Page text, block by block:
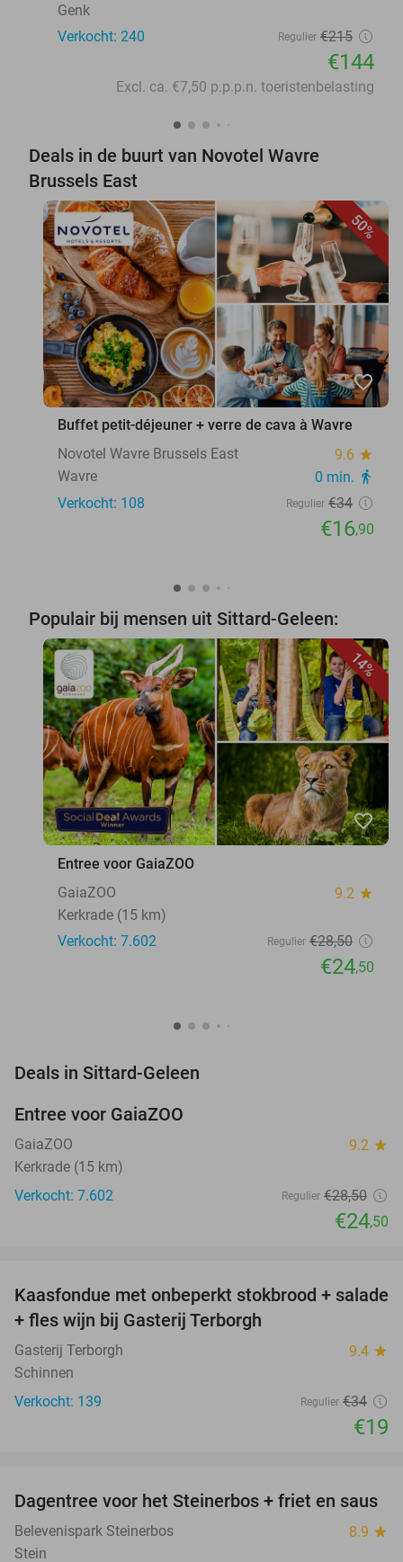
Genk
Verkocht: 240
Regulier €215
€144
Excl. ca. €7,50 p.p.p.n. toeristenbelasting
Deals in de buurt van Novotel Wavre
Brussels East
50%
favorite_border
Buffet petit-déjeuner + verre de cava à Wavre
Novotel Wavre Brussels East
9.6 star
Wavre 0 min. directions_walk
Verkocht: 108 Regulier €34
€16,90
Populair bij mensen uit Sittard-Geleen:
14%
favorite_border
Entree voor GaiaZOO
GaiaZOO
9.2 star
Kerkrade (15 km)
Verkocht: 7.602
Regulier €28,50
€24,50
Deals in Sittard-Geleen
Entree voor GaiaZOO
GaiaZOO 9.2 star
Kerkrade (15 km)
Verkocht: 7.602
Regulier €28,50
€24,50
44%
Kaasfondue met onbeperkt stokbrood + salade
+ fles wijn bij Gasterij Terborgh
Gasterij Terborgh 9.4 star
Schinnen
Verkocht: 139
Regulier €34
€19
37%
Dagentree voor het Steinerbos + friet en saus
Belevenispark Steinerbos 8.9 star
Stein